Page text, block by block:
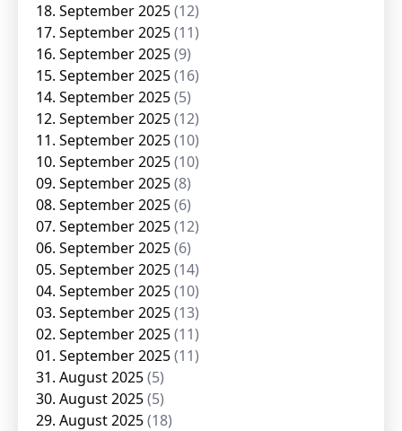
18. September 2025(12)
17. September 2025(11)
16. September 2025(9)
15. September 2025(16)
14. September 2025(5)
12. September 2025(12)
11. September 2025(10)
10. September 2025(10)
09. September 2025(8)
08. September 2025(6)
07. September 2025(12)
06. September 2025(6)
05. September 2025(14)
04. September 2025(10)
03. September 2025(13)
02. September 2025(11)
01. September 2025(11)
31. August 2025(5)
30. August 2025(5)
29. August 2025(18)